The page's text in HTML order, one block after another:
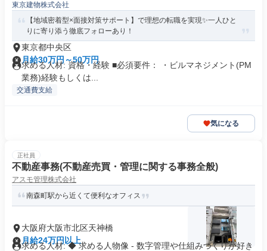
東京建物株式会社
【地域密着型×面接対策サポート】で理想の転職を実現✨一人ひと
りに寄り添う徹底フォローあり！
東京都中央区
月給30万円～50万円
求める人材: 資格・経験 ■必須要件： ・ビルマネジメント(PM
業務)経験もしくは...
交通費支給
気になる
正社員
不動産事務(不動産売買・管理に関する事務全般)
アスモ管理株式会社
南森町駅から近くて便利なオフィス
大阪府大阪市北区天神橋
月給24万円以上
求める人材: ◆ 求める人物像 - 数字管理や仕組みづくりが好き